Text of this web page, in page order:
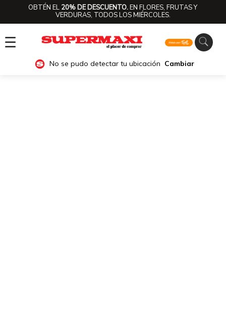
OBTÉN EL 20% DE DESCUENTO.EN FLORES, FRUTAS Y
VERDURAS, TODOS LOS MIÉRCOLES.
☰
No se pudo detectar tu ubicación Cambiar